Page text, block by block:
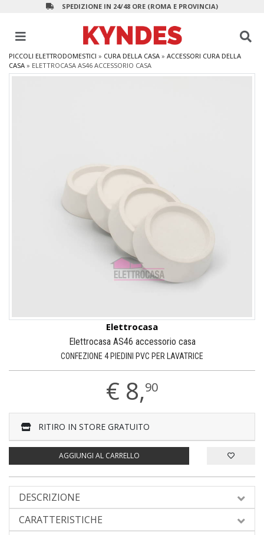
SPEDIZIONE IN 24/48 ORE (ROMA E PROVINCIA)
PICCOLI ELETTRODOMESTICI » CURA DELLA CASA » ACCESSORI CURA DELLA
CASA » ELETTROCASA AS46 ACCESSORIO CASA
Elettrocasa
Elettrocasa AS46 accessorio casa
CONFEZIONE 4 PIEDINI PVC PER LAVATRICE
€ 8,90
RITIRO IN STORE GRATUITO
AGGIUNGI AL CARRELLO
DESCRIZIONE
CARATTERISTICHE